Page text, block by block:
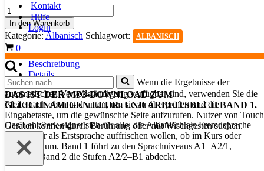
Kontakt
Hilfe
Login
Warenkorb
0
Suchen
nach …
Wenn die Ergebnisse der
automatischen Vervollständigung verfügbar sind, verwenden Sie die
Pfeile nach oben und unten, um sie zu überprüfen und die
Eingabetaste, um die gewünschte Seite aufzurufen. Nutzer von
Geräten können durch Berührung oder mit Wischgesten suchen.
Eja
edhe
ti.
Band
1
(MP3-
Download)
Menge
In den Warenkorb
Kategorie: Albanisch Schlagwort: ALBANISCH
Beschreibung
Details
DAS IST DER MP3-DOWNLOAD ZUM
GLEICHNAMIGEN LEHR- UND ARBEITSBUCH BAND 1.
Das Lehrwerk eignet sich für alle, die Albanisch als Fremdsprache
lernen oder als Erstsprache auffrischen wollen, ob im Kurs oder
Selbststudium. Band 1 führt zu den Sprachniveaus A1–A2/1,
während Band 2 die Stufen A2/2–B1 abdeckt.